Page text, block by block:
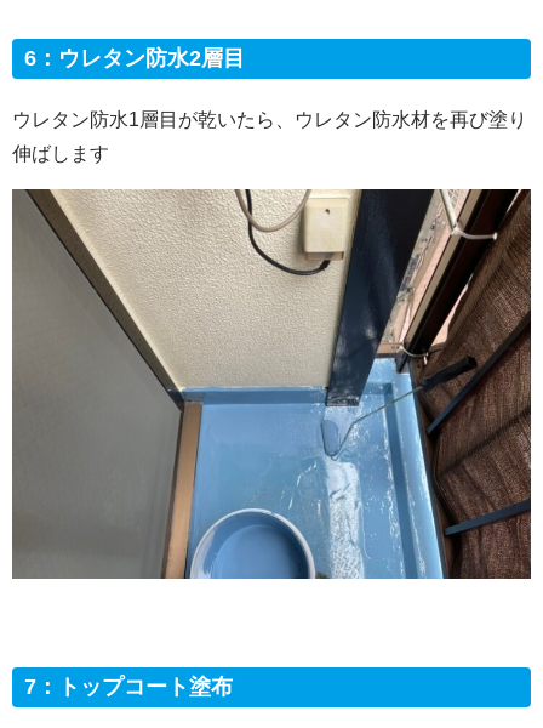
6：ウレタン防水2層目
ウレタン防水1層目が乾いたら、ウレタン防水材を再び塗り
伸ばします
7：トップコート塗布